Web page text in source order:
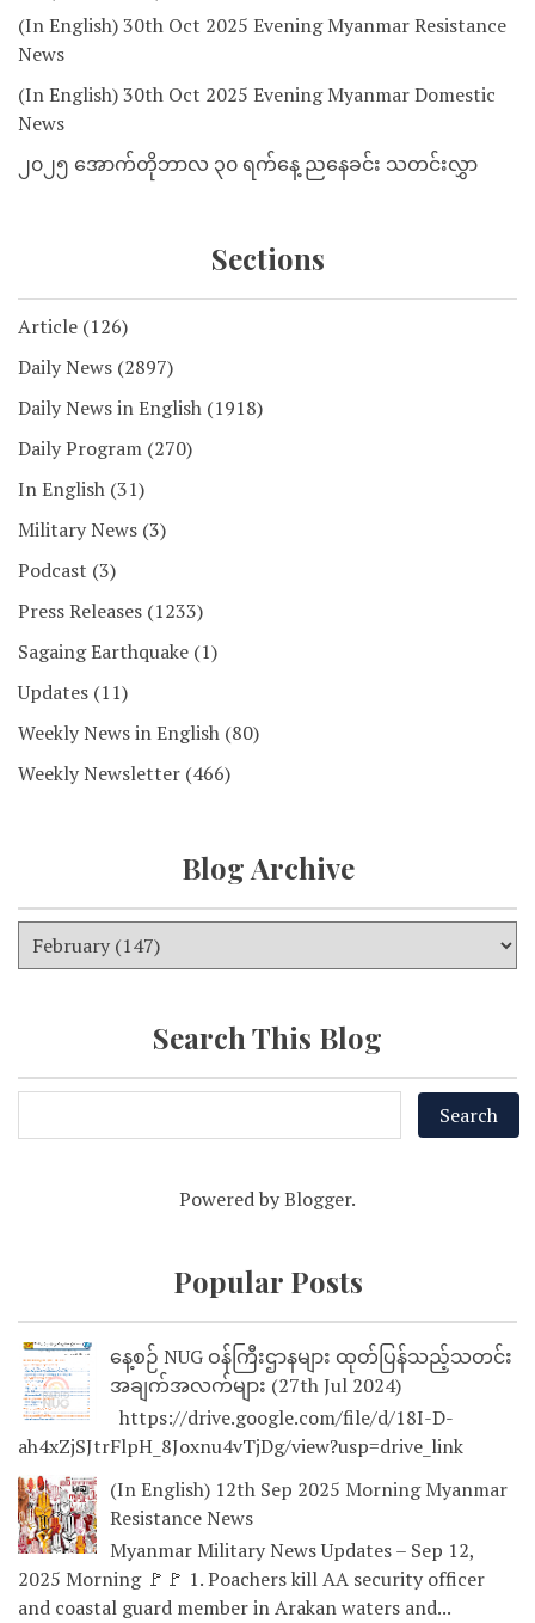
(In English) 30th Oct 2025 Evening Myanmar Resistance
News
(In English) 30th Oct 2025 Evening Myanmar Domestic
News
၂၀၂၅ အောက်တိုဘာလ ၃၀ ရက်နေ့ ညနေခင်း သတင်းလွှာ
Sections
Article (126)
Daily News (2897)
Daily News in English (1918)
Daily Program (270)
In English (31)
Military News (3)
Podcast (3)
Press Releases (1233)
Sagaing Earthquake (1)
Updates (11)
Weekly News in English (80)
Weekly Newsletter (466)
Blog Archive
Search This Blog
Powered byBlogger.
Popular Posts
နေ့စဉ် NUG ဝန်ကြီးဌာနများ ထုတ်ပြန်သည့်သတင်း
အချက်အလက်များ (27th Jul 2024)
https://drive.google.com/file/d/18I-D-
ah4xZjSJtrFlpH_8Joxnu4vTjDg/view?usp=drive_link
(In English) 12th Sep 2025 Morning Myanmar
Resistance News
Myanmar Military News Updates – Sep 12,
2025 Morning 🚩🚩 1. Poachers kill AA security officer
and coastal guard member in Arakan waters and...